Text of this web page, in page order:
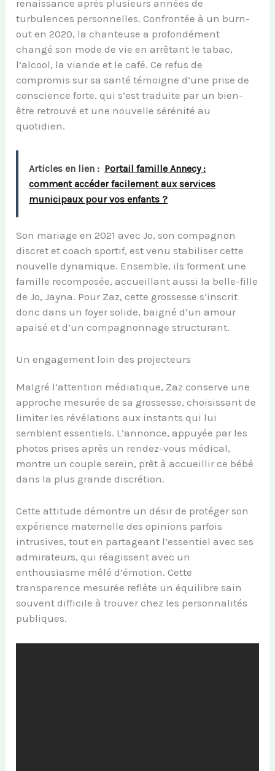
renaissance après plusieurs années de
turbulences personnelles. Confrontée à un burn-
out en 2020, la chanteuse a profondément
changé son mode de vie en arrêtant le tabac,
l’alcool, la viande et le café. Ce refus de
compromis sur sa santé témoigne d’une prise de
conscience forte, qui s’est traduite par un bien-
être retrouvé et une nouvelle sérénité au
quotidien.
Articles en lien : Portail famille Annecy :
comment accéder facilement aux services
municipaux pour vos enfants ?
Son mariage en 2021 avec Jo, son compagnon
discret et coach sportif, est venu stabiliser cette
nouvelle dynamique. Ensemble, ils forment une
famille recomposée, accueillant aussi la belle-fille
de Jo, Jayna. Pour Zaz, cette grossesse s’inscrit
donc dans un foyer solide, baigné d’un amour
apaisé et d’un compagnonnage structurant.
Un engagement loin des projecteurs
Malgré l’attention médiatique, Zaz conserve une
approche mesurée de sa grossesse, choisissant de
limiter les révélations aux instants qui lui
semblent essentiels. L’annonce, appuyée par les
photos prises après un rendez-vous médical,
montre un couple serein, prêt à accueillir ce bébé
dans la plus grande discrétion.
Cette attitude démontre un désir de protéger son
expérience maternelle des opinions parfois
intrusives, tout en partageant l’essentiel avec ses
admirateurs, qui réagissent avec un
enthousiasme mêlé d’émotion. Cette
transparence mesurée reflète un équilibre sain
souvent difficile à trouver chez les personnalités
publiques.